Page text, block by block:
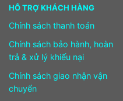
HỖ TRỢ KHÁCH HÀNG
Chính sách thanh toán
Chính sách bảo hành, hoàn
trả & xử lý khiếu nại
Chính sách giao nhận vận
chuyển